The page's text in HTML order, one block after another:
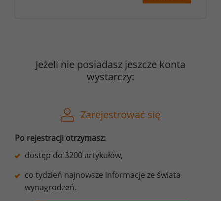
Jeżeli nie posiadasz jeszcze konta
wystarczy:
Zarejestrować się
Po rejestracji otrzymasz:
dostęp do 3200 artykułów,
co tydzień najnowsze informacje ze świata
wynagrodzeń.